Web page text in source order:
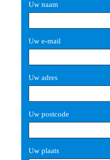
Uw naam
Uw e-mail
Uw adres
Uw postcode
Uw plaats